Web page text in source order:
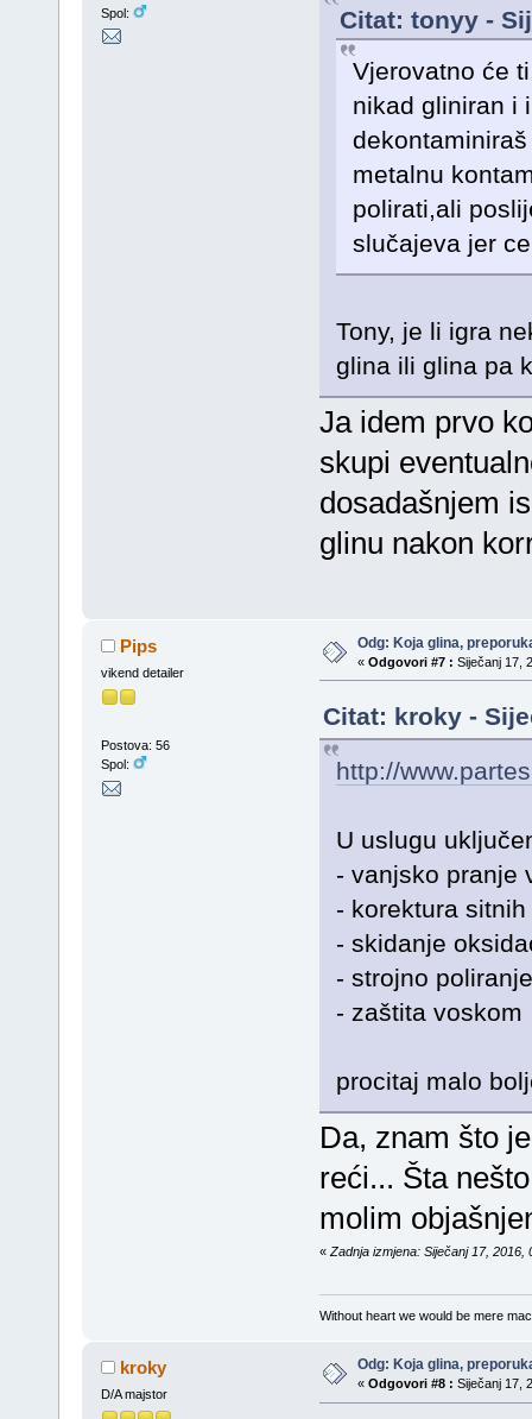
Spol:
Citat: tonyy -
Vjerovatno će
nikad gliniran i
metalnu
polirati,ali
slučajeva jer
Tony, je li igra
glina ili glina pa
Ja idem prvo
skupi
dosadašnjem
glinu nakon
Pips
vikend detailer
Postova: 56
Spol:
Odg: Koja glina,
« Odgovori #7 : Siječanj 17,
Citat: kroky -
http://
U uslugu
- vanjsko pranje
- korektura
- skidanje
- strojno
- zaštita voskom
procitaj malo
Da, znam što
reći... Šta
molim
« Zadnja izmjena: Siječanj 17, 2016,
Without heart we would be mere
kroky
D/A majstor
Odg: Koja glina,
« Odgovori #8 : Siječanj 17,